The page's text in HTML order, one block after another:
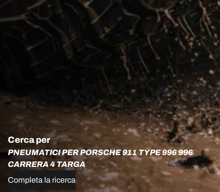
Cerca per
PNEUMATICI PER PORSCHE 911 TYPE 996 996
CARRERA 4 TARGA
Completa la ricerca